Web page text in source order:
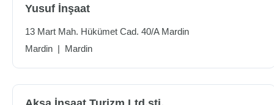
Yusuf İnşaat
13 Mart Mah. Hükümet Cad. 40/A Mardin
Mardin | Mardin